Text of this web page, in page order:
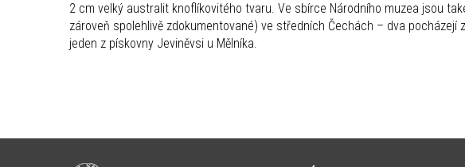
2 cm velký australit knoflíkovitého tvaru. Ve sbírce Národního muzea jsou
zároveň spolehlivě zdokumentované) ve středních Čechách – dva pocházejí
jeden z pískovny Jeviněvsi u Mělníka.